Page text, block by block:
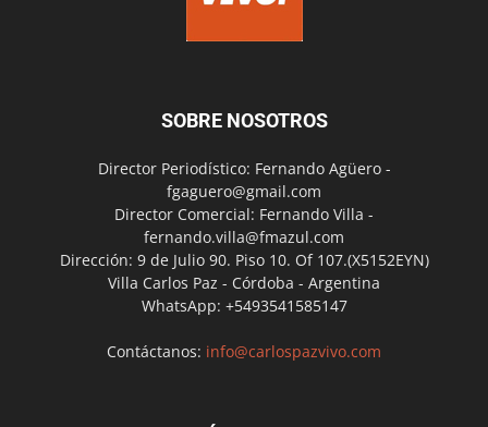
SOBRE NOSOTROS
Director Periodístico: Fernando Agüero -
fgaguero@gmail.com
Director Comercial: Fernando Villa -
fernando.villa@fmazul.com
Dirección: 9 de Julio 90. Piso 10. Of 107.(X5152EYN)
Villa Carlos Paz - Córdoba - Argentina
WhatsApp: +5493541585147
Contáctanos: info@carlospazvivo.com